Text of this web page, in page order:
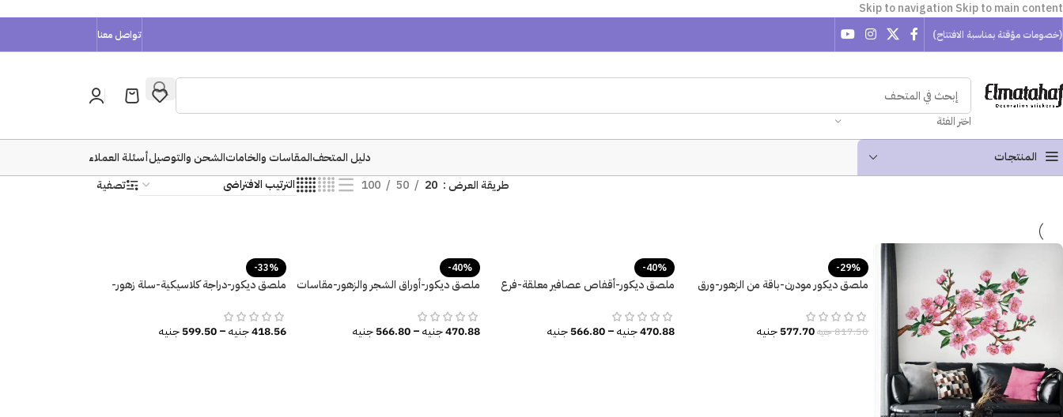
Skip to navigation Skip to main content
(خصومات مؤقتة بمناسبة الافتتاح) تواصل معنا
اختر الفئة
المنتجـات دليل المتحفالمقاسات والخاماتالشحن والتوصيلأسئلة العملاء
طريقة العرض
20
50
100 تصفية
-29%
ملصق ديكور مودرن-باقة من الزهور-ورق
817.50جنيه577.70جنيه
-40%
ملصق ديكور-أقفاص عصافير معلقة-فرع
470.88جنيه–
566.80جنيه
-40%
ملصق ديكور-أوراق الشجر والزهور-مقاسات
470.88جنيه –
566.80جنيه
-33%
ملصق ديكور-دراجة كلاسيكية-سلة زهور-
418.56جنيه–
599.50 جنيه